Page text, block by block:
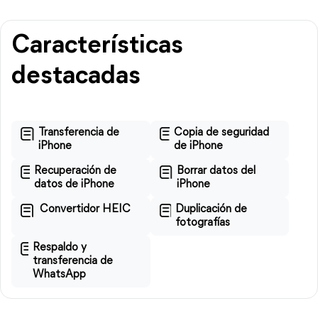
Características
destacadas
Transferencia de
iPhone
Copia de seguridad
de iPhone
Recuperación de
datos de iPhone
Borrar datos del
iPhone
Convertidor HEIC
Duplicación de
fotografías
Respaldo y
transferencia de
WhatsApp